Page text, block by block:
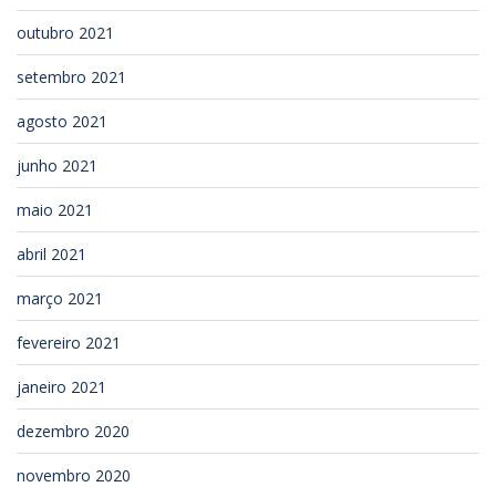
outubro 2021
setembro 2021
agosto 2021
junho 2021
maio 2021
abril 2021
março 2021
fevereiro 2021
janeiro 2021
dezembro 2020
novembro 2020